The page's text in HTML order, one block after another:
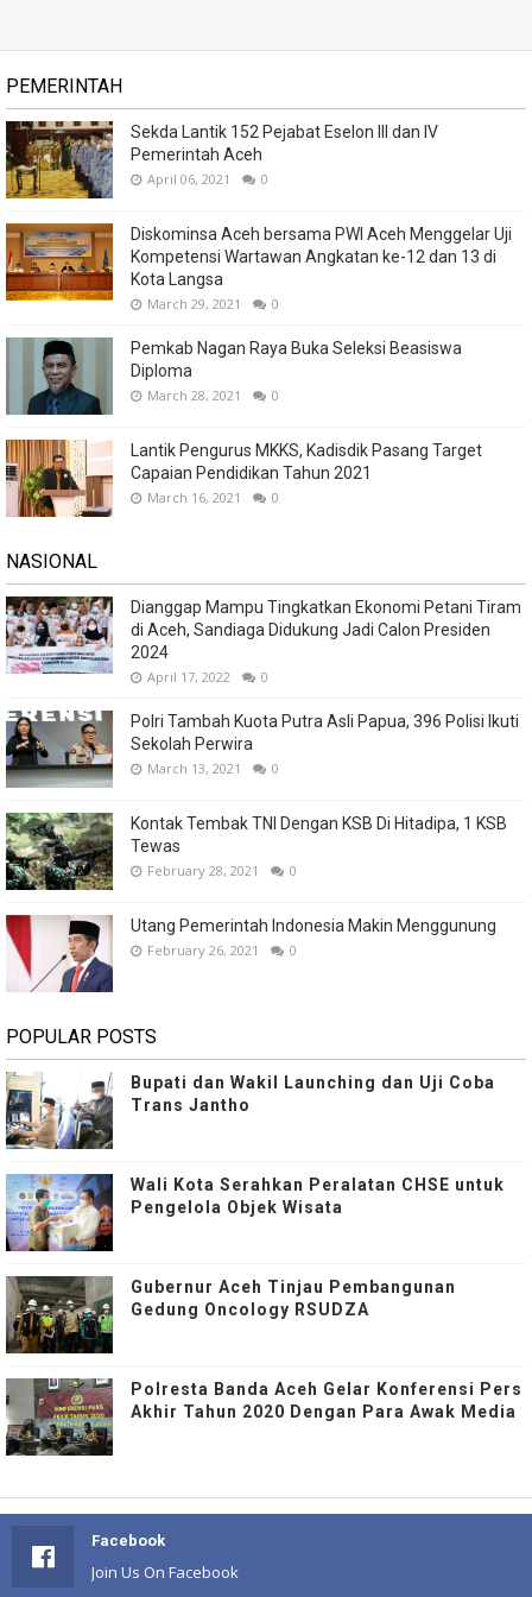
PEMERINTAH
Sekda Lantik 152 Pejabat Eselon III dan IV
Pemerintah Aceh
April 06, 2021 0
Diskominsa Aceh bersama PWI Aceh Menggelar Uji
Kompetensi Wartawan Angkatan ke-12 dan 13 di
Kota Langsa
March 29, 2021 0
Pemkab Nagan Raya Buka Seleksi Beasiswa
Diploma
March 28, 2021 0
Lantik Pengurus MKKS, Kadisdik Pasang Target
Capaian Pendidikan Tahun 2021
March 16, 2021 0
NASIONAL
Dianggap Mampu Tingkatkan Ekonomi Petani Tiram
di Aceh, Sandiaga Didukung Jadi Calon Presiden
2024
April 17, 2022 0
Polri Tambah Kuota Putra Asli Papua, 396 Polisi Ikuti
Sekolah Perwira
March 13, 2021 0
Kontak Tembak TNI Dengan KSB Di Hitadipa, 1 KSB
Tewas
February 28, 2021 0
Utang Pemerintah Indonesia Makin Menggunung
February 26, 2021 0
POPULAR POSTS
Bupati dan Wakil Launching dan Uji Coba
Trans Jantho
Wali Kota Serahkan Peralatan CHSE untuk
Pengelola Objek Wisata
Gubernur Aceh Tinjau Pembangunan
Gedung Oncology RSUDZA
Polresta Banda Aceh Gelar Konferensi Pers
Akhir Tahun 2020 Dengan Para Awak Media
Facebook
Join Us On Facebook